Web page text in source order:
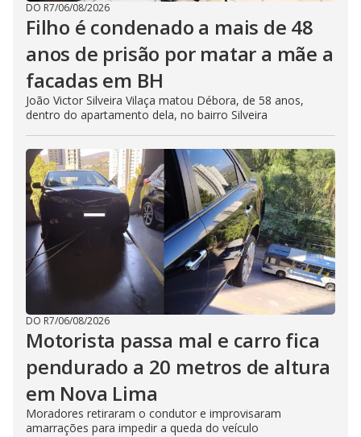
DO R7/06/08/2026
Filho é condenado a mais de 48
anos de prisão por matar a mãe a
facadas em BH
João Victor Silveira Vilaça matou Débora, de 58 anos,
dentro do apartamento dela, no bairro Silveira
DO R7/06/08/2026
Motorista passa mal e carro fica
pendurado a 20 metros de altura
em Nova Lima
Moradores retiraram o condutor e improvisaram
amarrações para impedir a queda do veículo